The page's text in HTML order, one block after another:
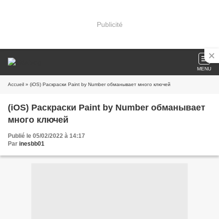
Publicité
MENU
Accueil » (iOS) Раскраски Paint by Number обманывает много ключей
(iOS) Раскраски Paint by Number обманывает
много ключей
Publié le 05/02/2022 à 14:17
Par inesbb01